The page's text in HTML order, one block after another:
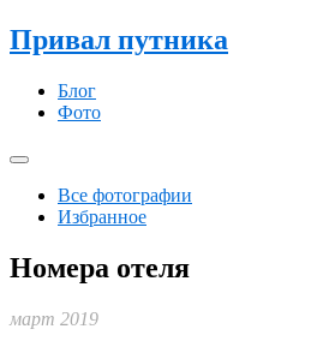
Привал путника
Блог
Фото
Все фотографии
Избранное
Номера отеля
март 2019